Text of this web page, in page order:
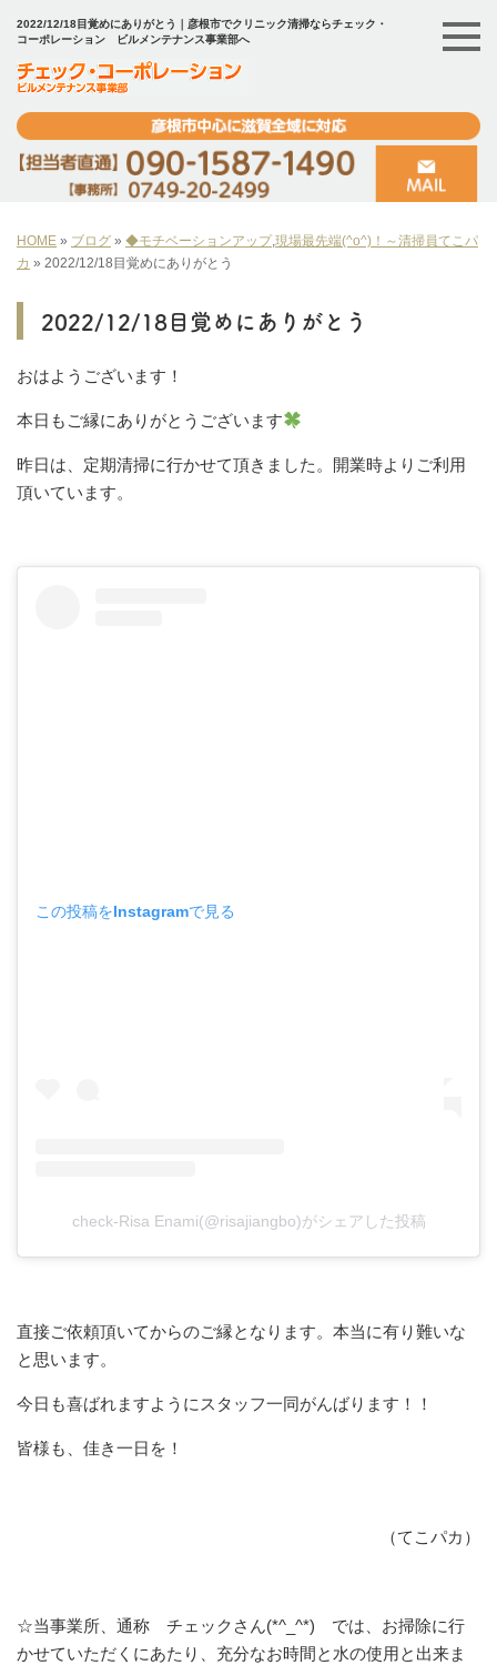
2022/12/18目覚めにありがとう｜彦根市でクリニック清掃ならチェック・
コーポレーション ビルメンテナンス事業部へ
HOME » ブログ » ◆モチベーションアップ,現場最先端(^o^)！～清掃員てこパ
カ » 2022/12/18目覚めにありがとう
2022/12/18目覚めにありがとう
おはようございます！
本日もご縁にありがとうございます
昨日は、定期清掃に行かせて頂きました。開業時よりご利用
頂いています。
この投稿をInstagramで見る
check-Risa Enami(@risajiangbo)がシェアした投稿
直接ご依頼頂いてからのご縁となります。本当に有り難いな
と思います。
今日も喜ばれますようにスタッフ一同がんばります！！
皆様も、佳き一日を！
（てこパカ）
☆当事業所、通称 チェックさん(*^_^*) では、お掃除に行
かせていただくにあたり、充分なお時間と水の使用と出来ま